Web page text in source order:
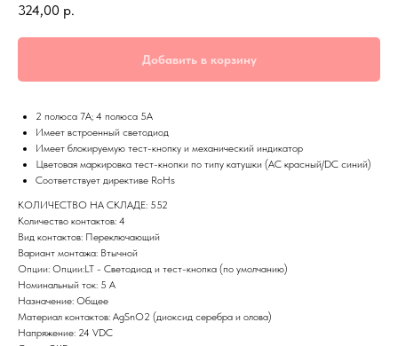
324,00 р.
Добавить в корзину
2 полюса 7A; 4 полюса 5А
Имеет встроенный светодиод
Имеет блокируемую тест-кнопку и механический индикатор
Цветовая маркировка тест-кнопки по типу катушки (AC красный/DC синий)
Соответствует директиве RoHs
КОЛИЧЕСТВО НА СКЛАДЕ: 552
Количество контактов: 4
Вид контактов: Переключающий
Вариант монтажа: Втычной
Опции: Опции:LT - Светодиод и тест-кнопка (по умолчанию)
Номинальный ток: 5 А
Назначение: Общее
Материал контактов: AgSnO2 (диоксид серебра и олова)
Напряжение: 24 VDC